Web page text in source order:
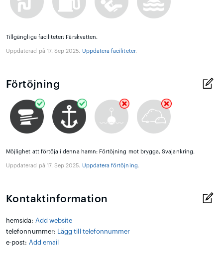
Tillgängliga faciliteter: Färskvatten.
Uppdaterad på 17. Sep 2025. Uppdatera faciliteter.
Förtöjning
Möjlighet att förtöja i denna hamn: Förtöjning mot brygga, Svajankring.
Uppdaterad på 17. Sep 2025. Uppdatera förtöjning.
Kontaktinformation
hemsida: Add website
telefonnummer:
Lägg till telefonnummer
e-post: Add email